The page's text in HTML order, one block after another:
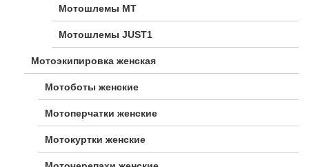
Мотошлемы MT
Мотошлемы JUST1
Мотоэкипировка женская
Мотоботы женские
Мотоперчатки женские
Мотокуртки женские